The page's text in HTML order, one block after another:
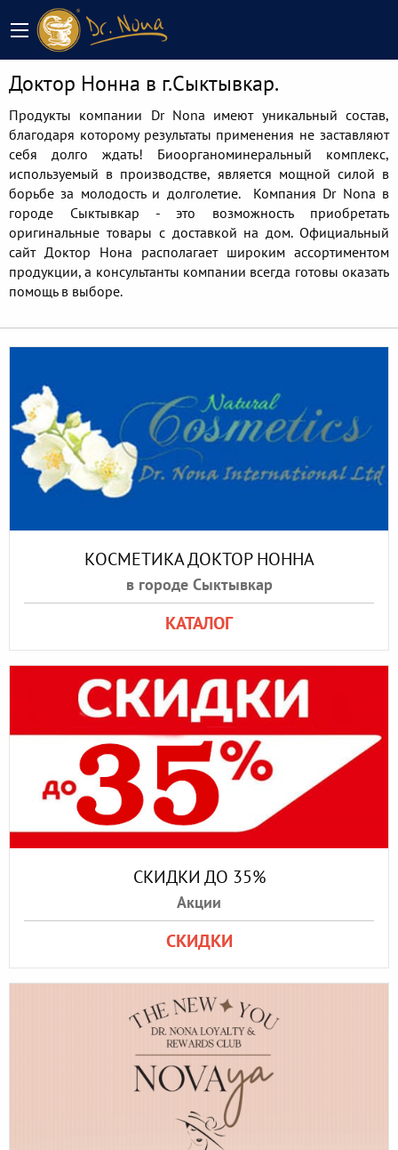
Доктор Нонна в г.Сыктывкар.
Продукты компании Dr Nona имеют уникальный состав,
благодаря которому результаты применения не заставляют
себя долго ждать! Биоорганоминеральный комплекс,
используемый в производстве, является мощной силой в
борьбе за молодость и долголетие. Компания Dr Nona в
городе Сыктывкар - это возможность приобретать
оригинальные товары с доставкой на дом. Официальный
сайт Доктор Нона располагает широким ассортиментом
продукции, а консультанты компании всегда готовы оказать
помощь в выборе.
КОСМЕТИКА ДОКТОР НОННА
в городе Сыктывкар
КАТАЛОГ
СКИДКИ ДО 35%
Акции
СКИДКИ